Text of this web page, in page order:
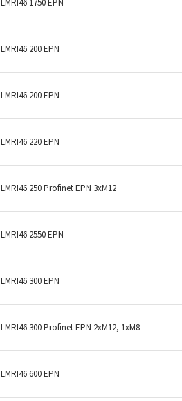
LMRI46 1750 EPN
LMRI46 200 EPN
LMRI46 200 EPN
LMRI46 220 EPN
LMRI46 250 Profinet EPN 3xM12
LMRI46 2550 EPN
LMRI46 300 EPN
LMRI46 300 Profinet EPN 2xM12, 1xM8
LMRI46 600 EPN